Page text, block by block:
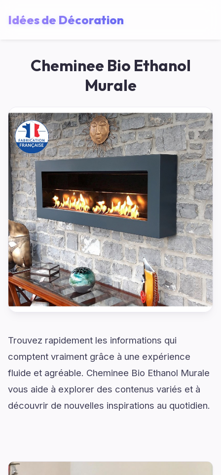
Idées de Décoration
Cheminee Bio Ethanol
Murale
Trouvez rapidement les informations qui
comptent vraiment grâce à une expérience
fluide et agréable. Cheminee Bio Ethanol Murale
vous aide à explorer des contenus variés et à
découvrir de nouvelles inspirations au quotidien.